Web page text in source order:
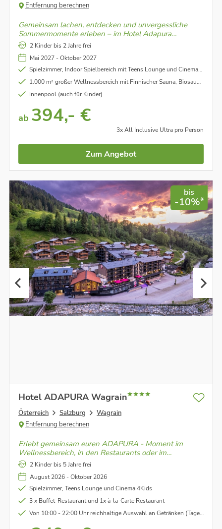
Entfernung berechnen
Gemeinsam lachen, entdecken und unvergessliche
Sommermomente erleben – im Hotel Adapura
Wagrain bleiben keine Wünsche offen!
2 Kinder bis 2 Jahre frei
Mai 2027 - Oktober 2027
Spielzimmer, Indoor Spielbereich mit Teens Lounge und Cinema4Kids
1.000 m² großer Wellnessbereich mit Finnischer Sauna, Biosauna, Textilsauna, Infrarotkabine, Dampfbad (ab 15 Jahre)
Innenpool (auch für Kinder)
ab 394,- €
3x All Inclusive Ultra pro Person
Zum Angebot
bis
-10%*
Hotel ADAPURA Wagrain
Österreich Salzburg
Wagrain
Entfernung berechnen
Erlebt gemeinsam euren ADAPURA - Moment im
Wellnessbereich, in den Restaurants oder im
Cinema4Kids!
2 Kinder bis 5 Jahre frei
August 2026 - Oktober 2026
Spielzimmer, Teens Lounge und Cinema 4Kids
3 x Buffet-Restaurant und 1x à-la-Carte Restaurant
Von 10:00 - 22:00 Uhr reichhaltige Auswahl an Getränken (Tagescocktail ab 14:00 Uhr)